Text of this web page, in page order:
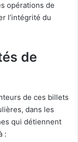
opérations de
l’intégrité du
de
de ces billets
dans les
qui détiennent
: